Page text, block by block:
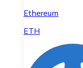
Ethereum
ETH